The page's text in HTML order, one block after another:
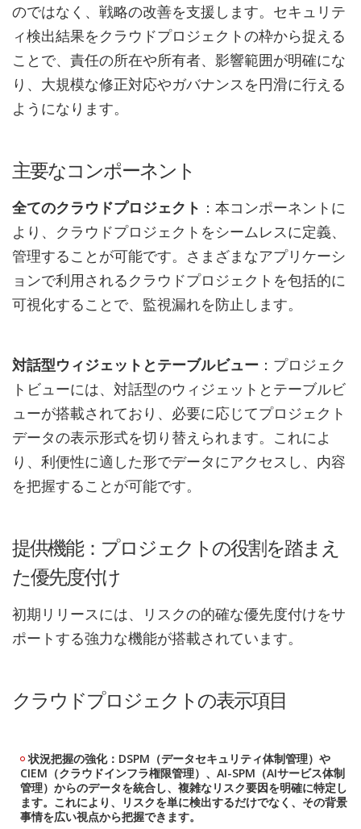
のではなく、戦略の改善を支援します。セキュリテ
ィ検出結果をクラウドプロジェクトの枠から捉える
ことで、責任の所在や所有者、影響範囲が明確にな
り、大規模な修正対応やガバナンスを円滑に行える
ようになります。
主要なコンポーネント
全てのクラウドプロジェクト ：本コンポーネントに
より、クラウドプロジェクトをシームレスに定義、
管理することが可能です。さまざまなアプリケーシ
ョンで利用されるクラウドプロジェクトを包括的に
可視化することで、監視漏れを防止します。
対話型ウィジェットとテーブルビュー ：プロジェク
トビューには、対話型のウィジェットとテーブルビ
ューが搭載されており、必要に応じてプロジェクト
データの表示形式を切り替えられます。これによ
り、利便性に適した形でデータにアクセスし、内容
を把握することが可能です。
提供機能：プロジェクトの役割を踏まえ
た優先度付け
初期リリースには、リスクの的確な優先度付けをサ
ポートする強力な機能が搭載されています。
クラウドプロジェクトの表示項目
状況把握の強化：DSPM（データセキュリティ体制管理）や
CIEM（クラウドインフラ権限管理）、AI-SPM（AIサービス体制
管理）からのデータを統合し、複雑なリスク要因を明確に特定し
ます。これにより、リスクを単に検出するだけでなく、その背景
事情を広い視点から把握できます。